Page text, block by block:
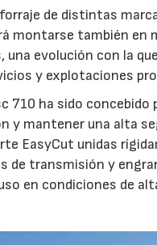
de distintas
montarse también en
una evolución con la
y explotaciones
710 ha sido
y mantener una alta
EasyCut unidas
de transmisión y
en condiciones de